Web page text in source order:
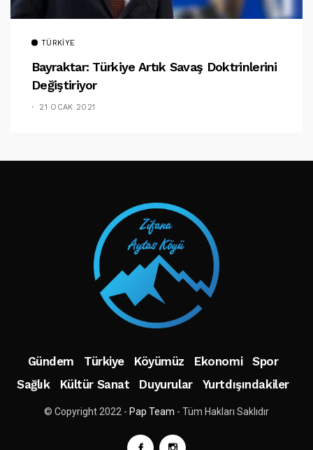
TÜRKIYE
Bayraktar: Türkiye Artık Savaş Doktrinlerini
Değiştiriyor
21 OCAK 2021
TAKIP ET
Gündem Türkiye Köyümüz Ekonomi
Spor
Sağlık
Kültür Sanat Duyurular Yurtdışındakiler
© Copyright 2022 - Pap Team - Tüm Hakları Saklıdır